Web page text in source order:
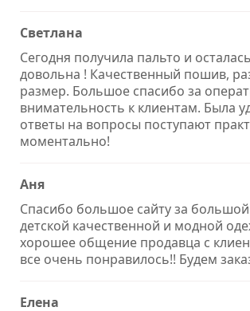
Светлана
Сегодня получила пальто и
довольна ! Качественный пошив,
размер. Большое спасибо за
внимательность к клиентам. Была
ответы на вопросы поступают
моментально!
Аня
Спасибо большое сайту за
детской качественной и модной
хорошее общение продавца с
все очень понравилось!! Будем
Елена